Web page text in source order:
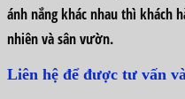
ánh nắng khác nhau thì khách
nhiên và sân vườn.
Liên hệ để được tư vấn